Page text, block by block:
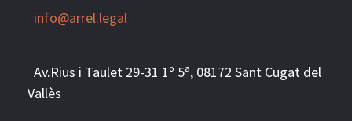
info@arrel.legal
Av.Rius i Taulet 29-31 1º 5ª, 08172 Sant Cugat del
Vallès